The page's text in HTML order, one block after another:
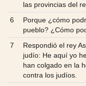
las provincias del
6
Porque ¿cómo
pueblo? ¿Cómo
7
Respondió el rey
judío: He aquí yo
han colgado en la
contra los judíos.